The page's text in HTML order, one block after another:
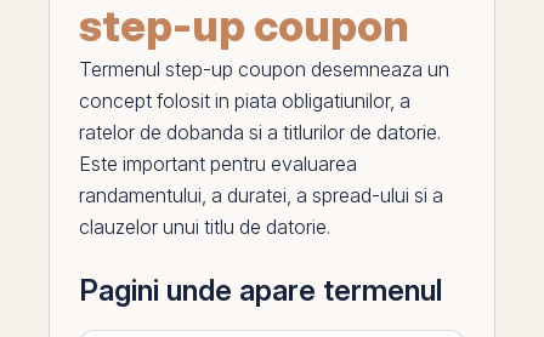
step-up coupon
Termenul step-up coupon desemneaza un
concept folosit in piata obligatiunilor, a
ratelor de dobanda si a titlurilor de datorie.
Este important pentru evaluarea
randamentului, a duratei, a spread-ului si a
clauzelor unui titlu de datorie.
Pagini unde apare termenul